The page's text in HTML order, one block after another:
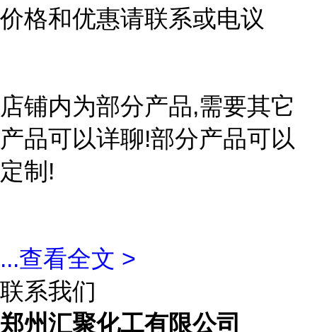
价格和优惠请联系或电议
店铺内为部分产品,需要其它
产品可以详聊!部分产品可以
定制!
...查看全文 >
联系我们
郑州汇聚化工有限公司